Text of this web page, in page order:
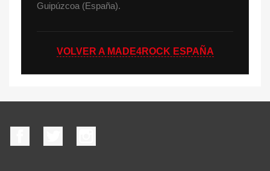
Guipúzcoa (España).
VOLVER A MADE4ROCK ESPAÑA